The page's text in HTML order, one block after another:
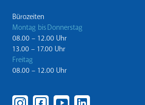
Bürozeiten
Montag bis Donnerstag
08.00 – 12.00 Uhr
13.00 – 17.00 Uhr
Freitag
08.00 – 12.00 Uhr